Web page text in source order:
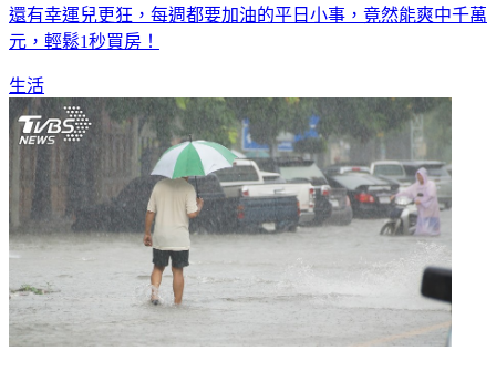
還有幸運兒更狂，每週都要加油的平日小事，竟然能爽中千萬
元，輕鬆1秒買房！
生活